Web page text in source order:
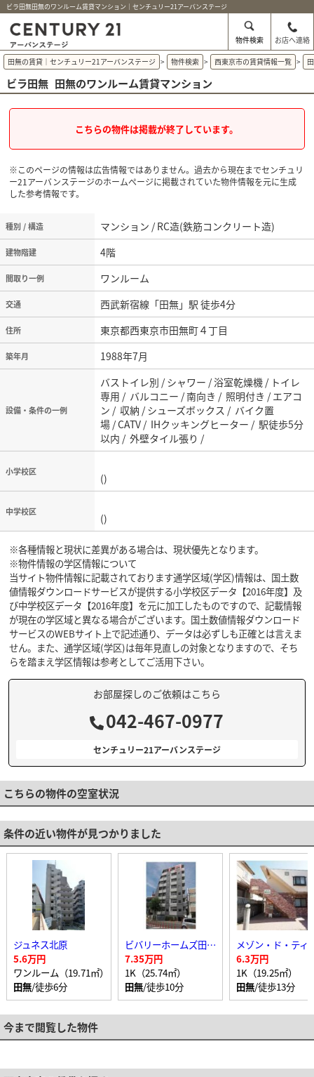
ビラ田無田無のワンルーム賃貸マンション｜センチュリー21アーバンステージ
物件検索 お店へ連絡
田無の賃貸｜センチュリー21アーバンステージ > 物件検索 > 西東京市の賃貸情報一覧 >
ビラ田無 田無のワンルーム賃貸マンション
こちらの物件は掲載が終了しています。
※このページの情報は広告情報ではありません。過去から現在までセンチュリ
ー21アーバンステージのホームぺージに掲載されていた物件情報を元に生成
した参考情報です。
種別 / 構造 マンション / RC造(鉄筋コンクリート造)
建物階建 4階
間取り一例 ワンルーム
交通 西武新宿線「田無」駅 徒歩4分
住所 東京都西東京市田無町４丁目
築年月 1988年7月
設備・条件の一例
バストイレ別 / シャワー / 浴室乾燥機 / トイレ
専用 / バルコニー / 南向き / 照明付き / エアコ
ン / 収納 / シューズボックス / バイク置
場 / CATV / IHクッキングヒーター / 駅徒歩5分
以内 / 外壁タイル張り /
小学校区 ()
中学校区 ()
※各種情報と現状に差異がある場合は、現状優先となります。
※物件情報の学区情報について
当サイト物件情報に記載されております通学区域(学区)情報は、国土数
値情報ダウンロードサービスが提供する小学校区データ【2016年度】及
び中学校区データ【2016年度】を元に加工したものですので、記載情報
が現在の学区域と異なる場合がございます。国土数値情報ダウンロード
サービスのWEBサイト上で記述通り、データは必ずしも正確とは言えま
せん。また、通学区域(学区)は毎年見直しの対象となりますので、そち
らを踏まえ学区情報は参考としてご活用下さい。
お部屋探しのご依頼はこちら
042-467-0977
センチュリー21アーバンステージ
こちらの物件の空室状況
条件の近い物件が見つかりました
ジュネス北原
5.6万円
ワンルーム（19.71㎡）
田無/徒歩6分
ビバリーホームズ田無Ⅲ
7.35万円
1K（25.74㎡）
田無/徒歩10分
6.3万円
1K（19.25㎡）
田無/徒歩13分
今まで閲覧した物件